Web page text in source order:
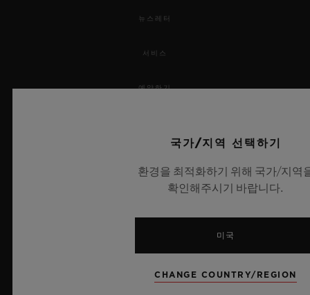
뉴스레터
서비스
예약하기
국가/지역 선택하기
환경을 최적화하기 위해 국가/지역
확인해주시기 바랍니다.
미국
CHANGE COUNTRY/REGION